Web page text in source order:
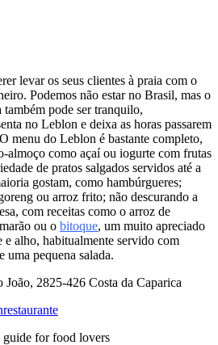
levar os seus clientes à praia com o
Podemos não estar no Brasil, mas o
pode ser tranquilo,
no Leblon e deixa as horas passarem
menu do Leblon é bastante completo,
almoço como açaí ou iogurte com frutas
de pratos salgados servidos até a
gostam, como hambúrgueres;
ou arroz frito; não descurando a
com receitas como o arroz de
ou o bitoque, um muito apreciado
alho, habitualmente servido com
uma pequena salada.
João, 2825-426 Costa da Caparica